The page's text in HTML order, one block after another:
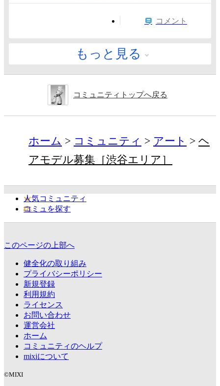
コメント
もっと見る
コミュニティトップへ戻る
ホーム コミュニティ アート
ヘ
アモデル募集［渋谷エリア］
人気コミュニティ
コミュを探す
このページの上部へ
健全化の取り組み
プライバシーポリシー
新規登録
利用規約
ライセンス
お問い合わせ
運営会社
ホーム
コミュニティのヘルプ
mixiについて
©MIXI